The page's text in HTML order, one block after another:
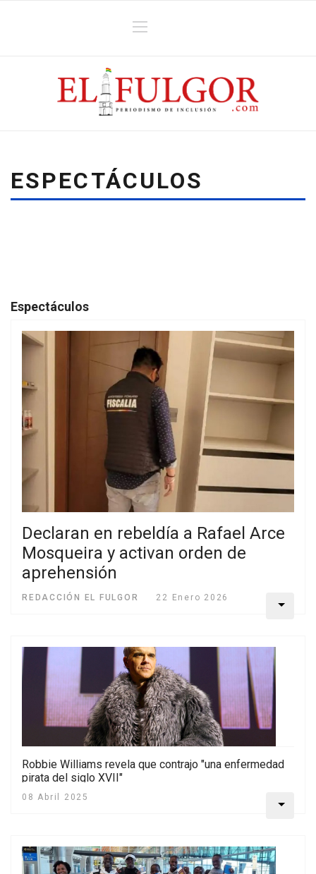
ESPECTÁCULOS
Espectáculos
Declaran en rebeldía a Rafael Arce
Mosqueira y activan orden de
aprehensión
REDACCIÓN EL FULGOR 22 Enero 2026
Robbie Williams revela que contrajo "una enfermedad
pirata del siglo XVII"
08 Abril 2025